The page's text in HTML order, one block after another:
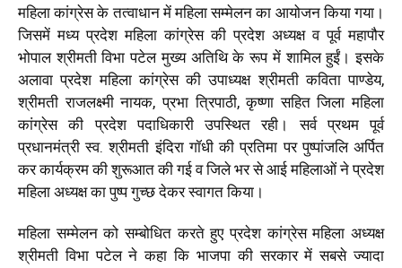
महिला कांग्रेस के तत्वाधान में महिला सम्मेलन का आयोजन किया गया।
जिसमें मध्य प्रदेश महिला कांग्रेस की प्रदेश अध्यक्ष व पूर्व महापौर
भोपाल श्रीमती विभा पटेल मुख्य अतिथि के रूप में शामिल हुईं। इसके
अलावा प्रदेश महिला कांग्रेस की उपाध्यक्ष श्रीमती कविता पाण्डेय,
श्रीमती राजलक्ष्मी नायक, प्रभा त्रिपाठी, कृष्णा सहित जिला महिला
कांग्रेस की प्रदेश पदाधिकारी उपस्थित रही। सर्व प्रथम पूर्व
प्रधानमंत्री स्व. श्रीमती इंदिरा गॉधी की प्रतिमा पर पुष्पांजलि अर्पित
कर कार्यक्रम की शुरूआत की गई व जिले भर से आई महिलाओं ने प्रदेश
महिला अध्यक्ष का पुष्प गुच्छ देकर स्वागत किया।
महिला सम्मेलन को सम्बोधित करते हुए प्रदेश कांग्रेस महिला अध्यक्ष
श्रीमती विभा पटेल ने कहा कि भाजपा की सरकार में सबसे ज्यादा